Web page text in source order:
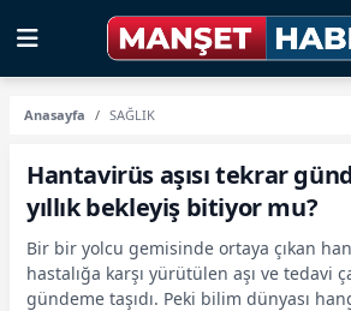
Anasayfa SAĞLIK
Hantavirüs aşısı tekrar
yıllık bekleyiş bitiyor mu?
Bir bir yolcu gemisinde ortaya çıkan
hastalığa karşı yürütülen aşı ve tedavi
gündeme taşıdı. Peki bilim dünyası